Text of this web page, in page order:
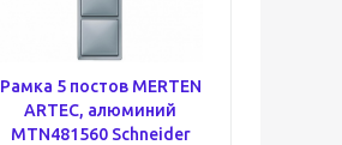
Рамка 5 постов MERTEN
ARTEC, алюминий
MTN481560 Schneider